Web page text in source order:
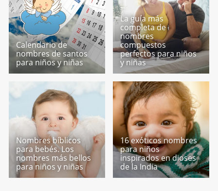
Calendario de
nombres de santos
para niños y niñas
La guía más
completa de
nombres
compuestos
perfectos para niños
y niñas
Nombres bíblicos
para bebés. Los
nombres más bellos
para niños y niñas
16 exóticos nombres
para niños
inspirados en dioses
de la India